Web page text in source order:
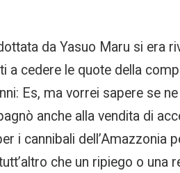
da Yasuo Maru si era
a cedere le quote della
Es, ma vorrei sapere se
anche alla vendita di
i cannibali dell’Amazzonia
che un ripiego o una